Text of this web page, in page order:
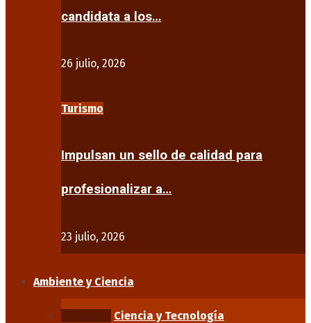
candidata a los…
26 julio, 2026
Turismo
Impulsan un sello de calidad para
profesionalizar a…
23 julio, 2026
Ambiente y Ciencia
Ciencia y Tecnología